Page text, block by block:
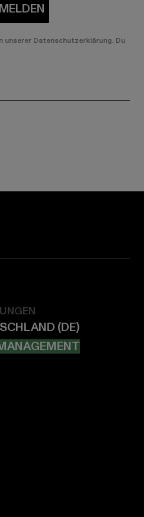
unserer Datenschutzerklärung. Du